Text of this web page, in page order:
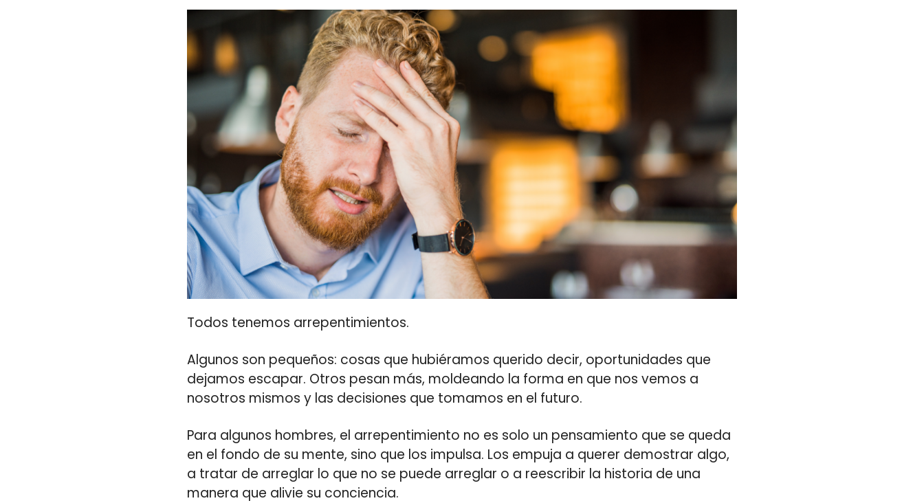
Todos tenemos arrepentimientos.
Algunos son pequeños: cosas que hubiéramos querido decir, oportunidades que
dejamos escapar. Otros pesan más, moldeando la forma en que nos vemos a
nosotros mismos y las decisiones que tomamos en el futuro.
Para algunos hombres, el arrepentimiento no es solo un pensamiento que se queda
en el fondo de su mente, sino que los impulsa. Los empuja a querer demostrar algo,
a tratar de arreglar lo que no se puede arreglar o a reescribir la historia de una
manera que alivie su conciencia.